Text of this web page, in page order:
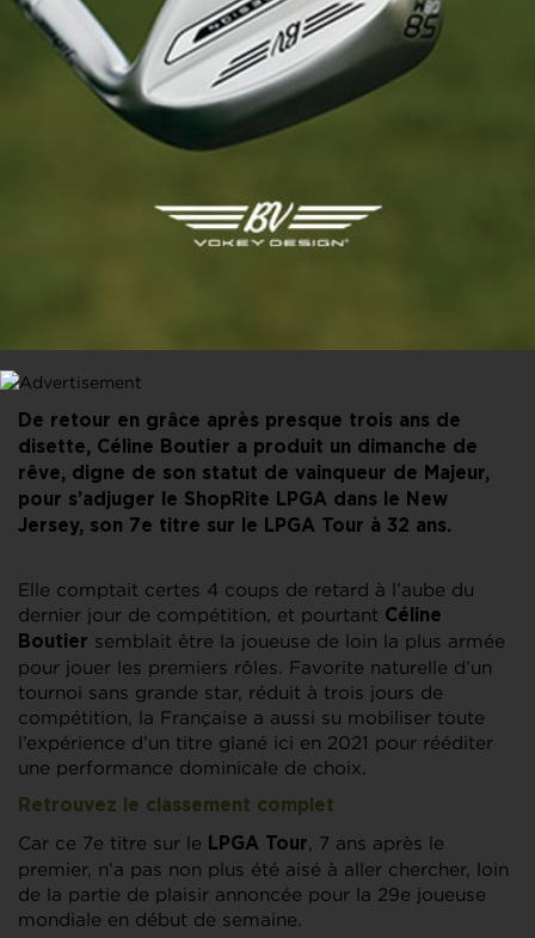
De retour en grâce après presque trois ans de
disette, Céline Boutier a produit un dimanche de
rêve, digne de son statut de vainqueur de Majeur,
pour s’adjuger le ShopRite LPGA dans le New
Jersey, son 7e titre sur le LPGA Tour à 32 ans.
Elle comptait certes 4 coups de retard à l’aube du
dernier jour de compétition, et pourtant Céline
Boutier semblait être la joueuse de loin la plus armée
pour jouer les premiers rôles. Favorite naturelle d’un
tournoi sans grande star, réduit à trois jours de
compétition, la Française a aussi su mobiliser toute
l’expérience d’un titre glané ici en 2021 pour rééditer
une performance dominicale de choix.
Retrouvez le classement complet
Car ce 7e titre sur le LPGA Tour, 7 ans après le
premier, n’a pas non plus été aisé à aller chercher, loin
de la partie de plaisir annoncée pour la 29e joueuse
mondiale en début de semaine.